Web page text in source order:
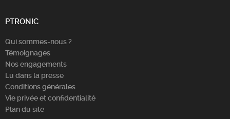
PTRONIC
Qui sommes-nous ?
Témoignages
Nos engagements
Lu dans la presse
Conditions générales
Vie privée et confidentialité
Plan du site